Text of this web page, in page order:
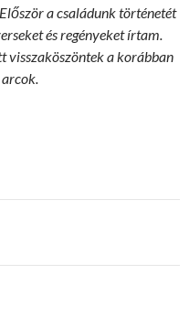
a családunk történetét
és regényeket írtam.
visszaköszöntek a korábban